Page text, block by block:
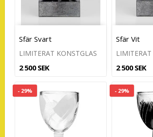
Sfär Svart
LIMITERAT KONSTGLAS
2 500 SEK
Sfär Vit
2 500 SEK
- 29% - 29%